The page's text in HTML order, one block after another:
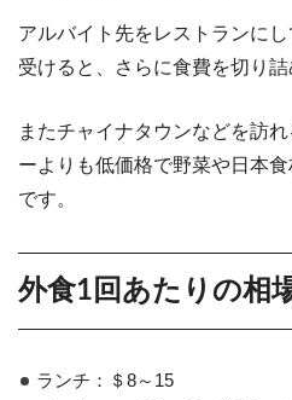
アルバイト先をレストランに
受けると、さらに食費を切り詰
またチャイナタウンなどを訪
ーよりも低価格で野菜や日本
です。
外食1回あたりの相
ランチ：＄8～15